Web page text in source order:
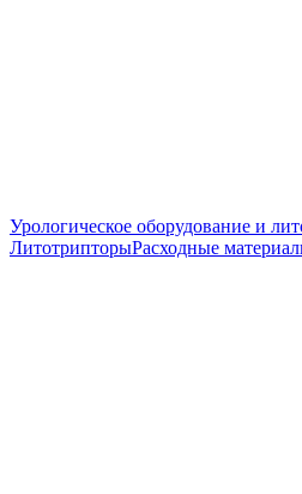
Урологическое оборудование и
ЛитотрипторыРасходные